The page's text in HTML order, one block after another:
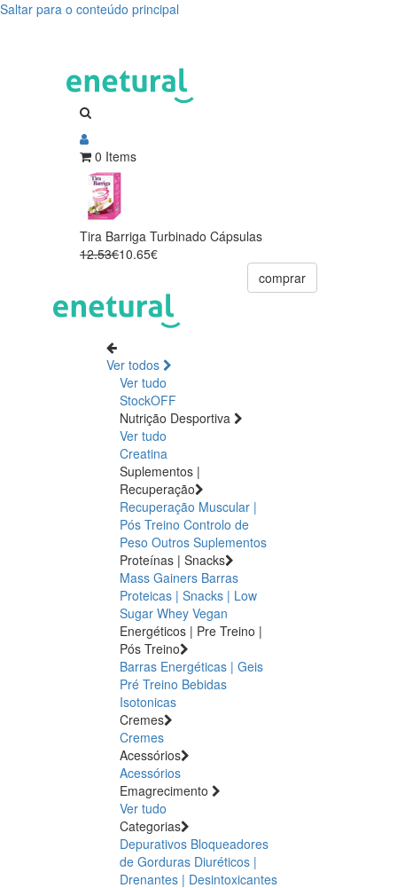
Saltar para o conteúdo principal
0 Items
Tira Barriga Turbinado Cápsulas
12.53€10.65€
comprar
Ver todos
Ver tudo
StockOFF
Nutrição Desportiva
Ver tudo
Creatina
Suplementos |
Recuperação
Recuperação Muscular |
Pós Treino Controlo de
Peso Outros Suplementos
Proteínas | Snacks
Mass Gainers Barras
Proteicas | Snacks | Low
Sugar Whey Vegan
Energéticos | Pre Treino |
Pós Treino
Barras Energéticas | Geis
Pré Treino Bebidas
Isotonicas
Cremes
Cremes
Acessórios
Acessórios
Emagrecimento
Ver tudo
Categorias
Depurativos Bloqueadores
de Gorduras Diuréticos |
Drenantes | Desintoxicantes